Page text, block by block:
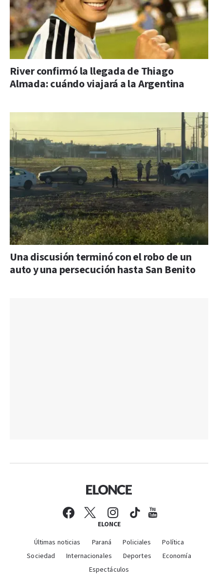
River confirmó la llegada de Thiago
Almada: cuándo viajará a la Argentina
Una discusión terminó con el robo de un
auto y una persecución hasta San Benito
ELONCE
Últimas noticias Paraná Policiales
Política
Sociedad
Internacionales Deportes
Economía
Espectáculos